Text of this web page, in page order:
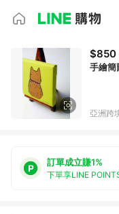
$850
手繪簡
亞洲跨
訂單成立賺1%
下單享LINE